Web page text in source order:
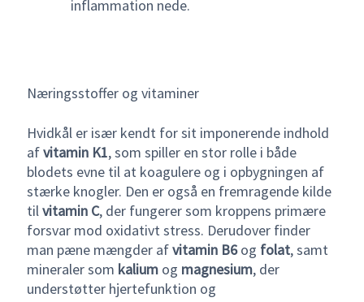
inflammation nede.
Næringsstoffer og vitaminer
Hvidkål er især kendt for sit imponerende indhold
afvitamin K1, som spiller en stor rolle i både
blodets evne til at koagulere og i opbygningen af
stærke knogler. Den er også en fremragende kilde
tilvitamin C, der fungerer som kroppens primære
forsvar mod oxidativt stress. Derudover finder
man pæne mængder afvitamin B6og folat, samt
mineraler som kaliumog magnesium, der
understøtter hjertefunktion og